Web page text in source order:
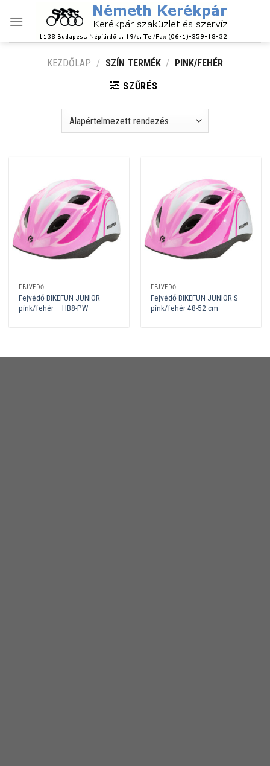
KEZDŐLAP / SZÍN TERMÉK / PINK/FEHÉR
SZŰRÉS
FEJVÉDŐ
Fejvédő BIKEFUN JUNIOR
pink/fehér – HB8-PW
FEJVÉDŐ
Fejvédő BIKEFUN JUNIOR S
pink/fehér 48-52 cm